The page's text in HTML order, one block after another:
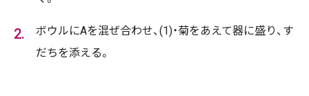
ボウルにAを混ぜ合わせ、(1)・菊をあえて器に盛り、す
だちを添える。